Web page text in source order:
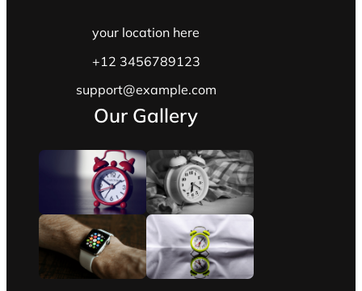
your location here
+12 3456789123
support@example.com
Our Gallery